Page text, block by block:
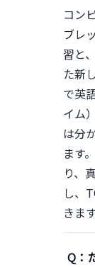
コン
ブレ
習と
た新
で英
イム
は分
ます
り、
し、
きます
Q：